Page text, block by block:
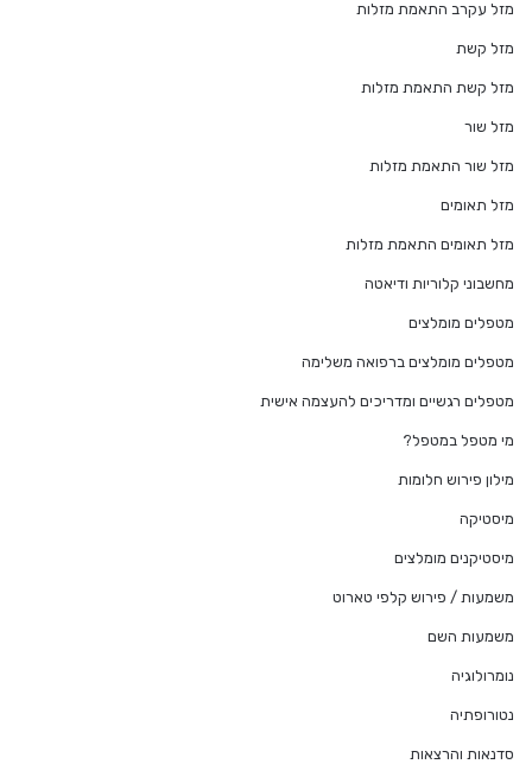
מזל עקרב התאמת מזלות
מזל קשת
מזל קשת התאמת מזלות
מזל שור
מזל שור התאמת מזלות
מזל תאומים
מזל תאומים התאמת מזלות
מחשבוני קלוריות ודיאטה
מטפלים מומלצים
מטפלים מומלצים ברפואה משלימה
מטפלים רגשיים ומדריכים להעצמה אישית
מי מטפל במטפל?
מילון פירוש חלומות
מיסטיקה
מיסטיקנים מומלצים
משמעות / פירוש קלפי טארוט
משמעות השם
נומרולוגיה
נטורופתיה
סדנאות והרצאות